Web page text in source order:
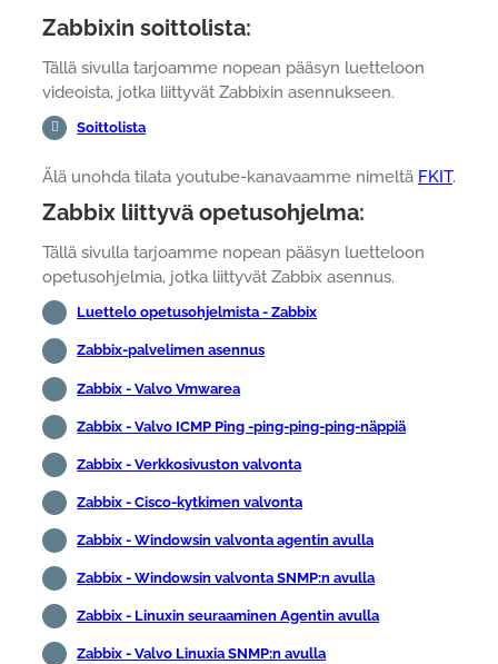
Zabbixin soittolista:
Tällä sivulla tarjoamme nopean pääsyn luetteloon
videoista, jotka liittyvät Zabbixin asennukseen.
Soittolista
Älä unohda tilata youtube-kanavaamme nimeltä FKIT.
Zabbix liittyvä opetusohjelma:
Tällä sivulla tarjoamme nopean pääsyn luetteloon
opetusohjelmia, jotka liittyvät Zabbix asennus.
Luettelo opetusohjelmista - Zabbix
Zabbix-palvelimen asennus
Zabbix - Valvo Vmwarea
Zabbix - Valvo ICMP Ping -ping-ping-ping-näppiä
Zabbix - Verkkosivuston valvonta
Zabbix - Cisco-kytkimen valvonta
Zabbix - Windowsin valvonta agentin avulla
Zabbix - Windowsin valvonta SNMP:n avulla
Zabbix - Linuxin seuraaminen Agentin avulla
Zabbix - Valvo Linuxia SNMP:n avulla